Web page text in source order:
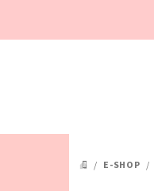
DOMŮ
/ E-SHOP /